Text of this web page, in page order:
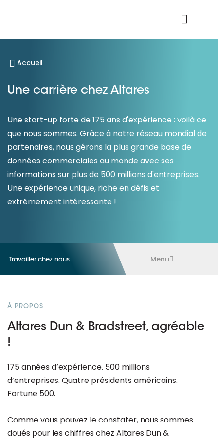
Accueil
Une carrière chez Altares
Une start-up forte de 175 ans d'expérience : voilà ce
que nous sommes. Grâce à notre réseau mondial de
partenaires, nous gérons la plus grande base de
données commerciales au monde avec ses
informations sur plus de 500 millions d'entreprises.
Une expérience unique, riche en défis et
extrêmement intéressante !
Travailler chez nous Menu
À PROPOS
Altares Dun & Bradstreet, agréable
!
175 années d’expérience. 500 millions
d’entreprises. Quatre présidents américains.
Fortune 500.
Comme vous pouvez le constater, nous sommes
doués pour les chiffres chez Altares Dun &